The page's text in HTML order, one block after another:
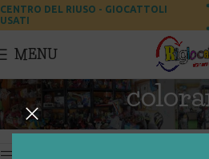
CENTRO DEL RIUSO - GIOCATTOLI
USATI
MENU
Home Prodotti taggati “colorare”